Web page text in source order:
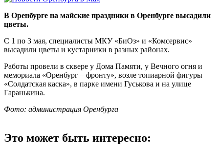
В Оренбурге на майские праздники в Оренбурге высадили
цветы.
С 1 по 3 мая, специалисты МКУ «БиОз» и «Комсервис»
высадили цветы и кустарники в разных районах.
Работы провели в сквере у Дома Памяти, у Вечного огня и
мемориала «Оренбург – фронту», возле топиарной фигуры
«Солдатская каска», в парке имени Гуськова и на улице
Гаранькина.
Фото: администрация Оренбурга
Это может быть интересно: